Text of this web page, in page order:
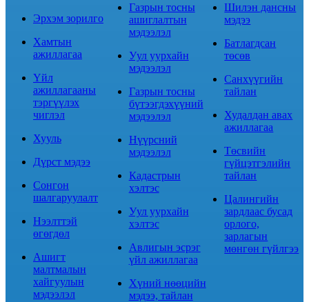
Эрхэм зорилго
Хамтын
ажиллагаа
Үйл
ажиллагааны
тэргүүлэх
чиглэл
Хууль
Дүрст мэдээ
Сонгон
шалгаруулалт
Нээлттэй
өгөгдөл
Ашигт
малтмалын
хайгуулын
мэдээлэл
Газрын тосны
ашиглалтын
мэдээлэл
Уул уурхайн
мэдээлэл
Газрын тосны
бүтээгдэхүүний
мэдээлэл
Нүүрсний
мэдээлэл
Кадастрын
хэлтэс
Уул уурхайн
хэлтэс
Авлигын эсрэг
үйл ажиллагаа
Хүний нөөцийн
мэдээ, тайлан
Шилэн дансны
мэдээ
Батлагдсан
төсөв
Санхүүгийн
тайлан
Худалдан авах
ажиллагаа
Төсвийн
гүйцэтгэлийн
тайлан
Цалингийн
зардлаас бусад
орлого,
зарлагын
мөнгөн гүйлгээ